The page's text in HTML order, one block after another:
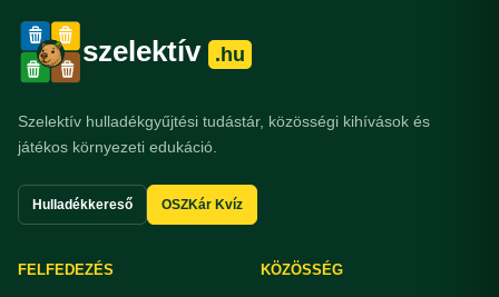
szelektív .hu
Szelektív hulladékgyűjtési tudástár, közösségi kihívások és
játékos környezeti edukáció.
Hulladékkereső OSZKár Kvíz
FELFEDEZÉS KÖZÖSSÉG